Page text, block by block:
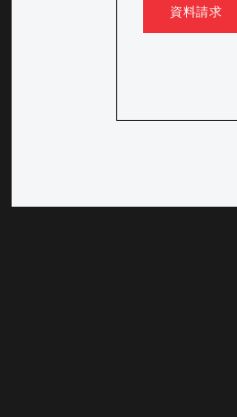
資料請求